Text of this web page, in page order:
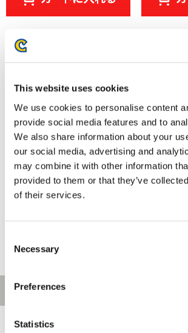
This website uses cookies
We use cookies to personalise content
provide social media features and to
We also share information about your
our social media, advertising and
may combine it with other information
provided to them or that they’ve
of their services.
Selection
Necessary
Preferences
Statistics
ストリートファイター6 ビッグ
シルエット ブランカちゃんTシ
ャツ
ストリート
NECO！